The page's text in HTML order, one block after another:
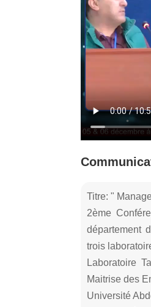
Titre: "
2ème
département
trois
Laboratoire
Maitrise des
Université